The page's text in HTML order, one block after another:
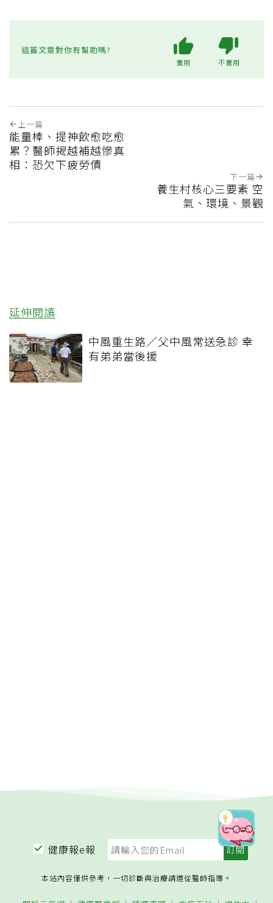
這篇文章對你有幫助嗎?
實用 不實用
上一篇
能量棒、提神飲愈吃愈
累？醫師揭越補越慘真
相：恐欠下疲勞債
下一篇
養生村核心三要素 空
氣、環境、景觀
延伸閱讀
中風重生路／父中風常送急診 幸
有弟弟當後援
健康報e報
本站內容僅供參考，一切診斷與治療請遵從醫師指導。